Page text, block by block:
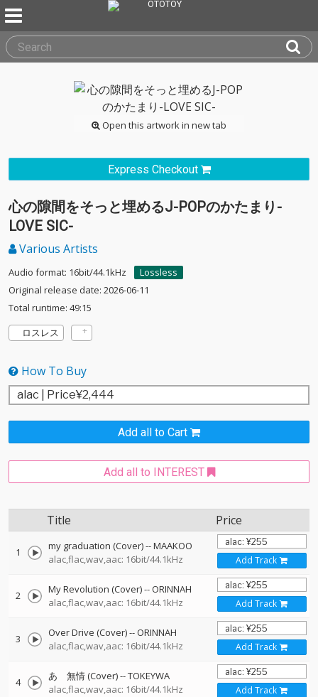
Open this artwork in new tab
Express Checkout
心の隙間をそっと埋めるJ-POPのかたまり-
LOVE SIC-
Various Artists
Audio format: 16bit/44.1kHz
Lossless
Original release date: 2026-06-11
Total runtime: 49:15
ロスレス
How To Buy
Add all to Cart
Add all to INTEREST
Title Price
1 my graduation (Cover)--MAAKOO
alac,flac,wav,aac: 16bit/44.1kHz
Add Track
2 My Revolution (Cover)--ORINNAH
alac,flac,wav,aac: 16bit/44.1kHz
Add Track
3 Over Drive (Cover)--ORINNAH
alac,flac,wav,aac: 16bit/44.1kHz
Add Track
4 あゝ無情 (Cover)--TOKEYWA
alac,flac,wav,aac: 16bit/44.1kHz
Add Track